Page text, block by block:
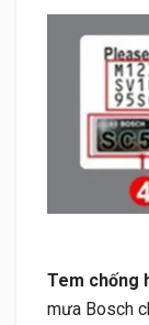
Tem chống
mưa Bosch